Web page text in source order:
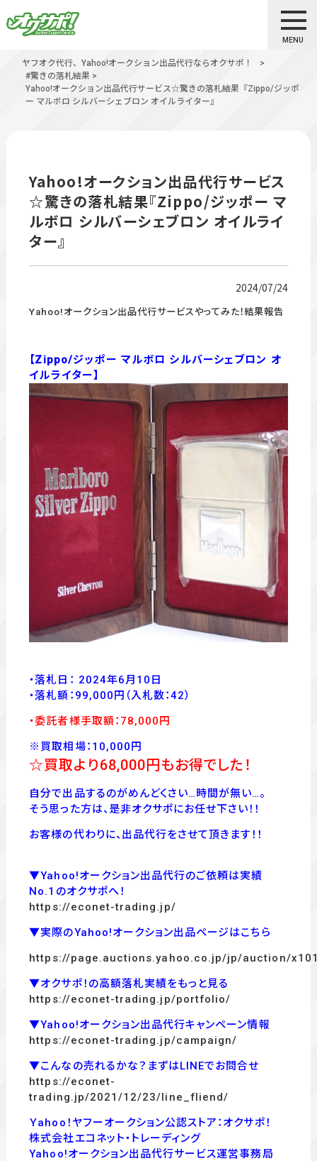
MENU
ヤフオク代行、Yahoo!オークション出品代行ならオクサポ！
>
#驚きの落札結果 >
Yahoo!オークション出品代行サービス☆驚きの落札結果『Zippo/ジッポ
ー マルボロ シルバーシェブロン オイルライター』
Yahoo!オークション出品代行サービス
☆驚きの落札結果『Zippo/ジッポー マ
ルボロ シルバーシェブロン オイルライ
ター』
2024/07/24
Yahoo!オークション出品代行サービスやってみた！結果報告
【Zippo/ジッポー マルボロ シルバーシェブロン オ
イルライター】
・落札日： 2024年6月10日
・落札額：99,000 円 （入札数：42）
・委託者様手取額：78,000 円
※買取相場：10,000円
☆買取より68,000円もお得でした！
自分で出品するのがめんどくさい…時間が無い…。
そう思った方は、是非オクサポにお任せ下さい！！
お客様の代わりに、出品代行をさせて頂きます！！
▼Yahoo!オークション出品代行のご依頼は実績
No.1のオクサポへ！
https://econet-trading.jp/
▼実際のYahoo!オークション出品ページはこちら
https://page.auctions.yahoo.co.jp/jp/auction/
▼オクサポ！の高額落札実績をもっと見る
https://econet-trading.jp/portfolio/
▼Yahoo!オークション出品代行キャンペーン情報
https://econet-trading.jp/campaign/
▼こんなの売れるかな？まずはLINEでお問合せ
https://econet-
trading.jp/2021/12/23/line_fliend/
Ｙahoo！ヤフーオークション公認ストア：オクサポ！
株式会社エコネット・トレーディング
Yahoo!オークション出品代行サービス運営事務局